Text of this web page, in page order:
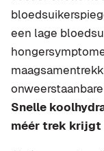
een lage
Snelle
méér trek krijgt